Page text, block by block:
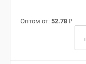
Оптом от: 52.78 ₽